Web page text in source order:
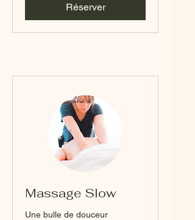
Réserver
Massage Slow
Une bulle de douceur